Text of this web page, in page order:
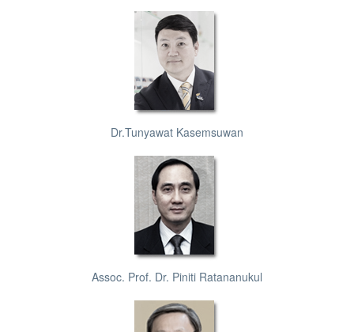
Dr.Tunyawat Kasemsuwan
Assoc. Prof. Dr. Piniti Ratananukul